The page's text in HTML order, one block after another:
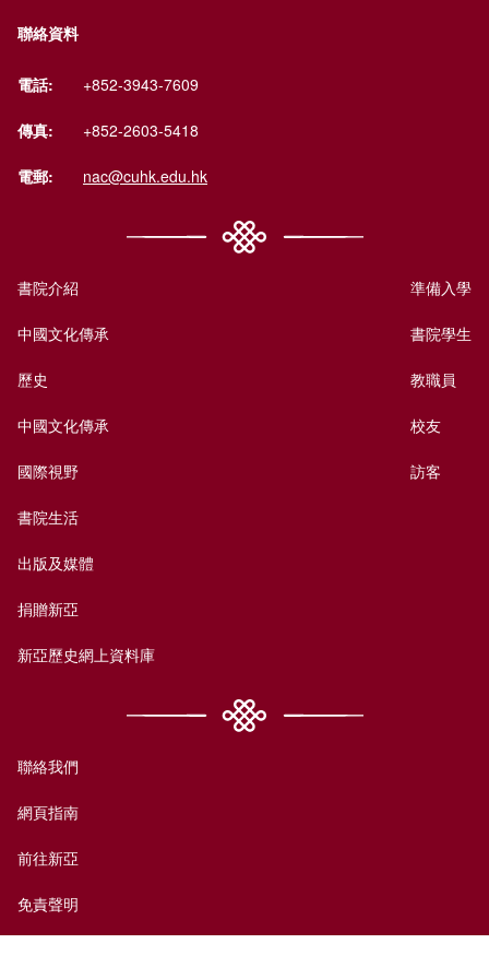
聯絡資料
電話: +852-3943-7609
傳真: +852-2603-5418
電郵: nac@cuhk.edu.hk
書院介紹
中國文化傳承
歷史
中國文化傳承
國際視野
書院生活
出版及媒體
捐贈新亞
新亞歷史網上資料庫
準備入學
書院學生
教職員
校友
訪客
聯絡我們
網頁指南
前往新亞
免責聲明